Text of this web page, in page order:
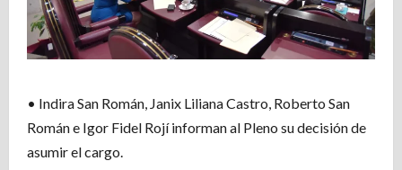
• Indira San Román, Janix Liliana Castro, Roberto San
Román e Igor Fidel Rojí informan al Pleno su decisión de
asumir el cargo.